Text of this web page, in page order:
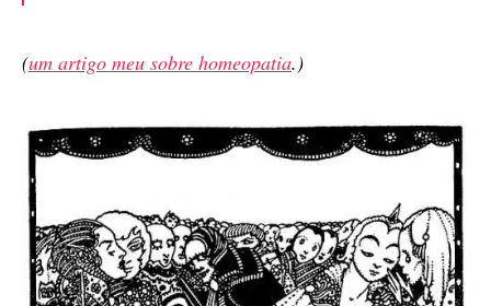
(um artigo meu sobre homeopatia.)